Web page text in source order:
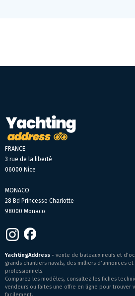
FRANCE
3 rue de la liberté
06000 Nice
MONACO
28 Bd Princesse Charlotte
98000 Monaco
YachtingAddress - vente de bateaux neufs et
grands chantiers navals, des milliers d’annonces
professionnels.
Comparez les modèles, consultez les fiches
vendeurs ou faites une offre en ligne pour trouver